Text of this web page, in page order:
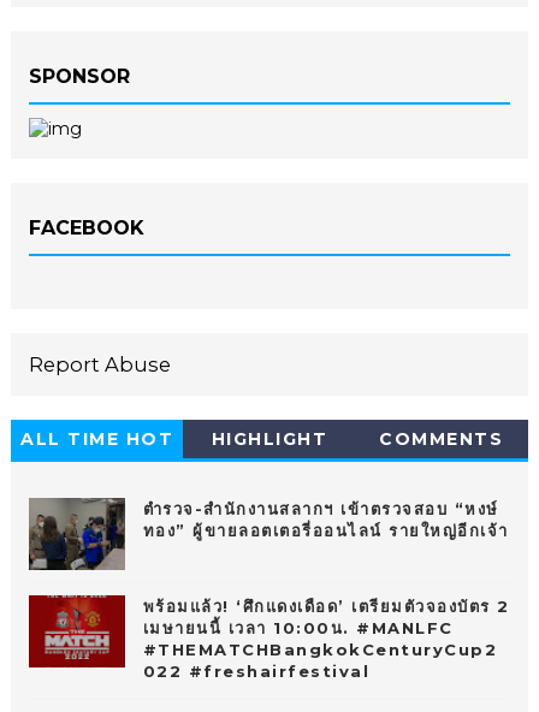
SPONSOR
FACEBOOK
Report Abuse
ALL TIME HOT
HIGHLIGHT COMMENTS
ตำรวจ-สำนักงานสลากฯ เข้าตรวจสอบ “หงษ์
ทอง” ผู้ขายลอตเตอรี่ออนไลน์ รายใหญ่อีกเจ้า
พร้อมแล้ว! ‘ศึกแดงเดือด’ เตรียมตัวจองบัตร 2
เมษายนนี้ เวลา 10:00น. #MANLFC
#THEMATCHBangkokCenturyCup2
022 #freshairfestival